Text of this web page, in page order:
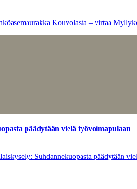
Kouvolasta – virtaa
päädytään vielä työvoimapulaan
Suhdannekuopasta päädytään